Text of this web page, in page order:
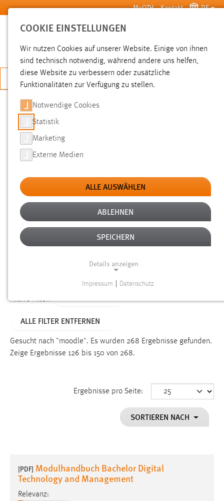
Zum Hauptinhalt springen MyOTH Kontakt DE
SUCHE
JETZT BEWERBEN
SUCHE
FILTER
Typ
Erstellungsdatum
Alter
Aktive Filter:
ALLE FILTER ENTFERNEN
Gesucht nach "moodle". Es wurden 268 Ergebnisse gefunden.
Zeige Ergebnisse 126 bis 150 von 268.
Ergebnisse pro Seite:
SORTIEREN NACH
[PDF] Modulhandbuch Bachelor Digital
Technology and Management
Relevanz:
COOKIE EINSTELLUNGEN
Wir nutzen Cookies auf unserer Website. Einige von ihnen
sind technisch notwendig, während andere uns helfen,
diese Website zu verbessern oder zusätzliche
Funktionalitäten zur Verfügung zu stellen.
Notwendige Cookies
Statistik
Marketing
Externe Medien
ALLE AUSWÄHLEN
ABLEHNEN
SPEICHERN
Details anzeigen
Funktionen und sind für die einwandfreie Funktion der
Einverständnis
cookie_consent
Dieser Cookie speichert die ausgewählten Einverständnis-
Performance
Impressum Datenschutz